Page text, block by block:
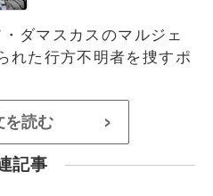
ダマスカスのマルジェ
れた行方不明者を捜すポ
を読む >
記事